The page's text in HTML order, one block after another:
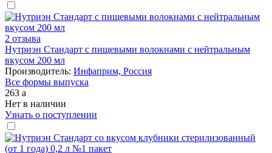
2 отзыва
Нутриэн Стандарт с пищевыми волокнами с нейтральным
вкусом 200 мл
Производитель: Инфаприм, Россия
Все формы выпуска
263 a
Нет в наличии
Узнать о поступлении